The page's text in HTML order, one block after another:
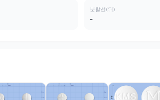
분할선(뒤)
-